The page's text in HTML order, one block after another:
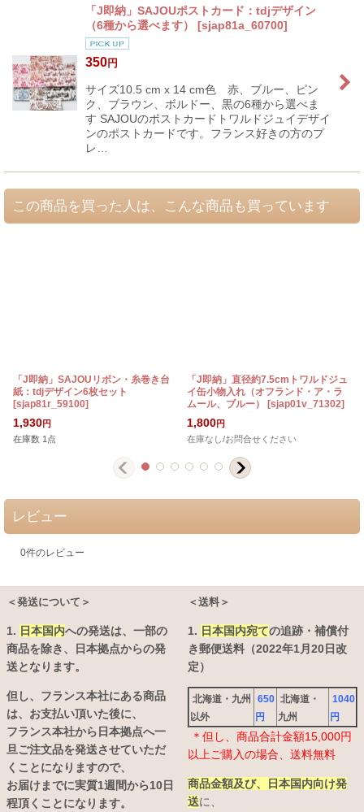
「J即納」SAJOUポストカード：tdjデザイン
（6種から選べます）
[sjap81a_60700]
350円
サイズ10.5 cm x 14 cm色 赤、ブルー、ピン
ク、ブラウン、ボルドー、黒の6種から選べま
す SAJOUのポストカードトワルドジュイデザイ
ンのポストカードです。フランス好きの方のプ
レ…
この商品を買った人は、こんな商品も買っています
「J即納」SAJOUリボン・糸巻き台
紙：tdjデザイン6枚セット
[sjap81r_59100]
1,930円
在庫数 1点
「J即納」直径約7.5cmトワルドジュ
イ缶小物入れ（オフランド・ア・ラ
ムール、ブルー）
[sjap01v_71302]
1,800円
在庫なし/お問合せください
レビュー
0件のレビュー
＜発送について＞
1. 日本国内への発送は、 一部の
商品を除き、日本拠点からの発
送となります。
但し、フランス本社にある商品
は、お支払い頂いた後に、
フランス本社から日本拠点へ一
旦ご注文品を発送させていただ
くことになりますので、
お届けまでに実質1週間から10日
程頂くことになります。
＜送料＞
1. 日本国内宛ての追跡・補償付
き郵便送料（2022年1月20日改
定）
北海道・九州
以外
650
円
北海道・
九州
1040
円
＊但し、商品合計金額15,000円
以上ご購入の場合、送料無料
商品金額及び、日本国内向け発
送に、